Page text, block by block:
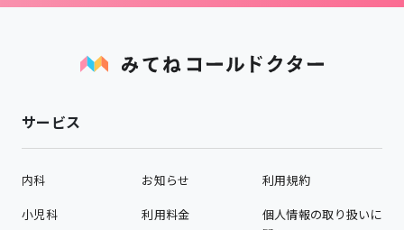
サービス
内科
小児科
お知らせ
利用料金
利用規約
個人情報の取り扱いに